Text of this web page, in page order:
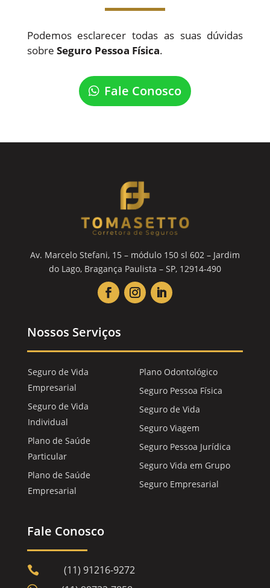
Podemos esclarecer todas as suas dúvidas
sobre Seguro Pessoa Física.
Fale Conosco
Av. Marcelo Stefani, 15 – módulo 150 sl 602 – Jardim
do Lago, Bragança Paulista – SP, 12914-490
Nossos Serviços
Seguro de Vida
Empresarial
Seguro de Vida
Individual
Plano de Saúde
Particular
Plano de Saúde
Empresarial
Plano Odontológico
Seguro Pessoa Física
Seguro de Vida
Seguro Viagem
Seguro Pessoa Jurídica
Seguro Vida em Grupo
Seguro Empresarial
Fale Conosco
 (11) 91216-9272